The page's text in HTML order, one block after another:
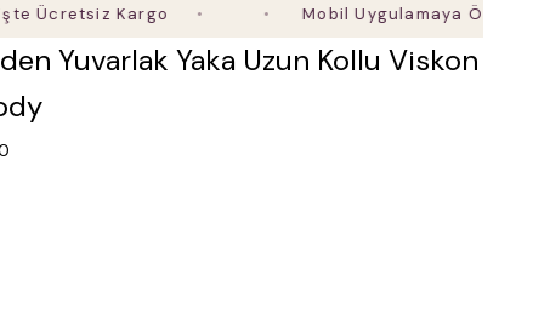
Kargo Mobil Uygulamaya Özel Ek %5
Yuvarlak Yaka Uzun Kollu Viskon